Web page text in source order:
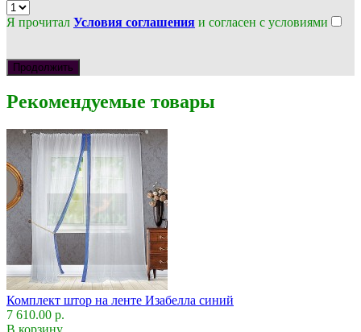
Я прочитал Условия соглашения и согласен с условиями
Продолжить
Рекомендуемые товары
Комплект штор на ленте Изабелла синий
7 610.00 р.